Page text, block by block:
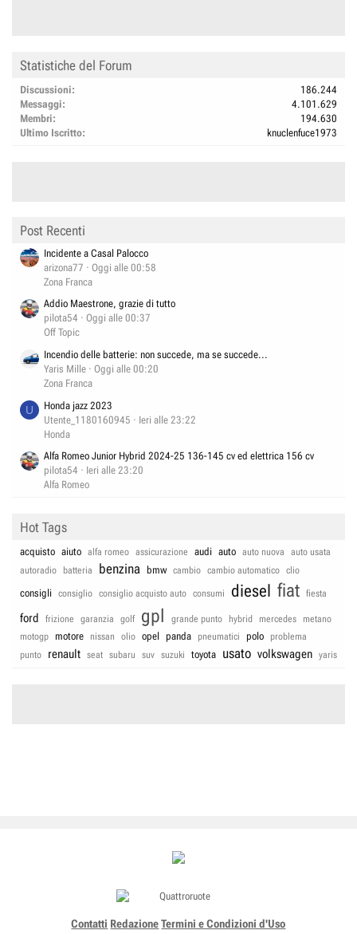
Statistiche del Forum
Discussioni
186.244
Messaggi
4.101.629
Membri
194.630
Ultimo Iscritto
knuclenfuce1973
Post Recenti
Incidente a Casal Palocco
arizona77
Oggi alle 00:58
Zona Franca
Addio Maestrone, grazie di tutto
pilota54
Oggi alle 00:37
Off Topic
Incendio delle batterie: non succede, ma se succede...
Yaris Mille
Oggi alle 00:20
Zona Franca
U
Honda jazz 2023
Utente_1180160945
Ieri alle 23:22
Honda
Alfa Romeo Junior Hybrid 2024-25 136-145 cv ed elettrica 156 cv
pilota54
Ieri alle 23:20
Alfa Romeo
Hot Tags
acquisto aiuto alfa romeo assicurazione audi auto auto nuova
auto usata
autoradio
batteria benzina bmw cambio cambio automatico clio
consigli consiglio consiglio acquisto auto consumi diesel fiat fiesta
ford frizione garanzia golf gpl grande punto hybrid mercedes
metano
motogp
motore nissan olio opel panda pneumatici polo
problema
punto
renault seat subaru suv suzuki toyota usato volkswagen yaris
Contatti Redazione Termini e Condizioni d'Uso